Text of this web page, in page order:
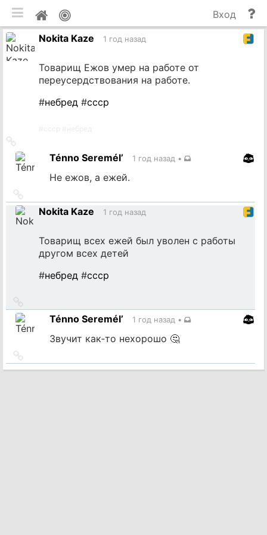
Мой
профиль
и
Вход
Nokita Kaze
1 год назад
Товарищ Ежов умер на работе от
переусердствования на работе.
#небред #ссср
на
источникTénno Seremél’ 1 год назад •
Не ежов, а ежей.
на
источник
Nokita Kaze 1 год назад
Товарищ всех ежей был уволен с работы
другом всех детей
#небред #ссср
на
источникTénno Seremél’ 1 год назад •
Звучит как‐то нехорошо 🤔
на
мобильная версия